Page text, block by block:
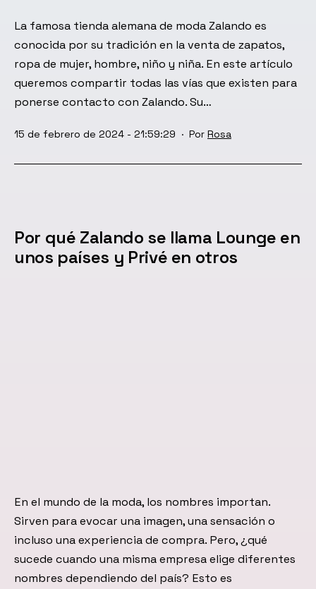
La famosa tienda alemana de moda Zalando es
conocida por su tradición en la venta de zapatos,
ropa de mujer, hombre, niño y niña. En este artículo
queremos compartir todas las vías que existen para
ponerse contacto con Zalando. Su…
Publicada
15 de febrero de 2024 - 21:59:29 Por Rosa
Por qué Zalando se llama Lounge en
unos países y Privé en otros
En el mundo de la moda, los nombres importan.
Sirven para evocar una imagen, una sensación o
incluso una experiencia de compra. Pero, ¿qué
sucede cuando una misma empresa elige diferentes
nombres dependiendo del país? Esto es